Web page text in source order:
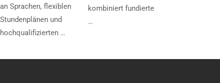
an Sprachen, flexiblen
Stundenplänen und
hochqualifizierten …
kombiniert fundierte
…